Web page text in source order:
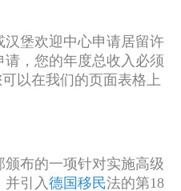
堡欢迎中心申请居留许
，您的年度总收入必须
以在我们的页面表格上
布的一项针对实施高级
并引入德国移民法的第18